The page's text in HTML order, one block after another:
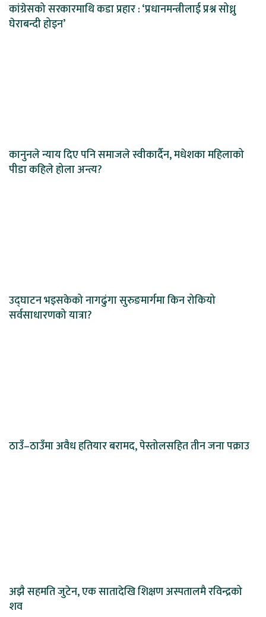
कांग्रेसको सरकारमाथि कडा प्रहार : ‘प्रधानमन्त्रीलाई प्रश्न सोध्नु
घेराबन्दी होइन’
कानुनले न्याय दिए पनि समाजले स्वीकार्दैन, मधेशका महिलाको
पीडा कहिले होला अन्त्य?
उद्घाटन भइसकेको नागढुंगा सुरुङमार्गमा किन रोकियो
सर्वसाधारणको यात्रा?
ठाउँ–ठाउँमा अवैध हतियार बरामद, पेस्तोलसहित तीन जना पक्राउ
अझै सहमति जुटेन, एक सातादेखि शिक्षण अस्पतालमै रविन्द्रको
शव